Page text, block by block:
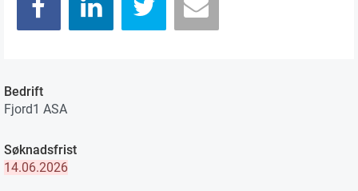
Bedrift
Fjord1 ASA
Søknadsfrist
14.06.2026